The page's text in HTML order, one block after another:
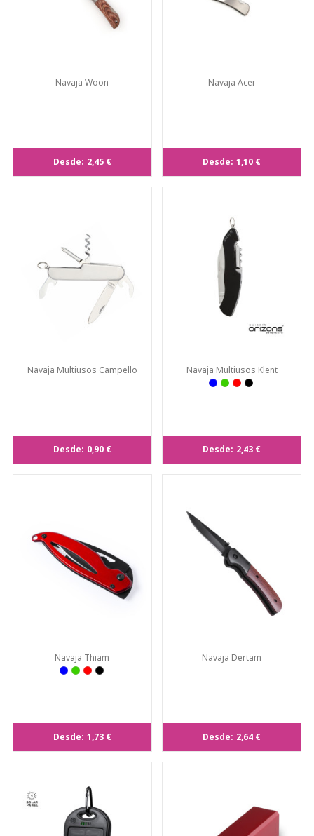
Navaja Woon
Desde: 2,45 €
Navaja Acer
Desde: 1,10 €
Navaja Multiusos Campello
Desde: 0,90 €
Navaja Multiusos Klent
Desde: 2,43 €
Navaja Thiam
Desde: 1,73 €
Navaja Dertam
Desde: 2,64 €